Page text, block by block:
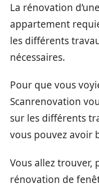
La rénovation
appartement
les différents
nécessaires.
Pour que vous
Scanrenovation
sur les différents
vous pouvez avoir
Vous allez trouver,
rénovation de